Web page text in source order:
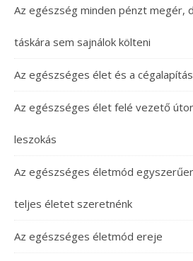
Az egészség minden pénzt megér,
táskára sem sajnálok költeni
Az egészséges élet és a cégalapítás
Az egészséges élet felé vezető
leszokás
Az egészséges életmód
teljes életet szeretnénk
Az egészséges életmód ereje